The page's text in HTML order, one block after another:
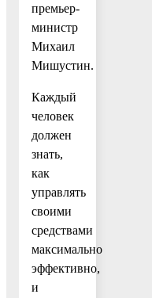
премьер-
министр
Михаил
Мишустин.
Каждый
человек
должен
знать,
как
управлять
своими
средствами
максимально
эффективно,
и